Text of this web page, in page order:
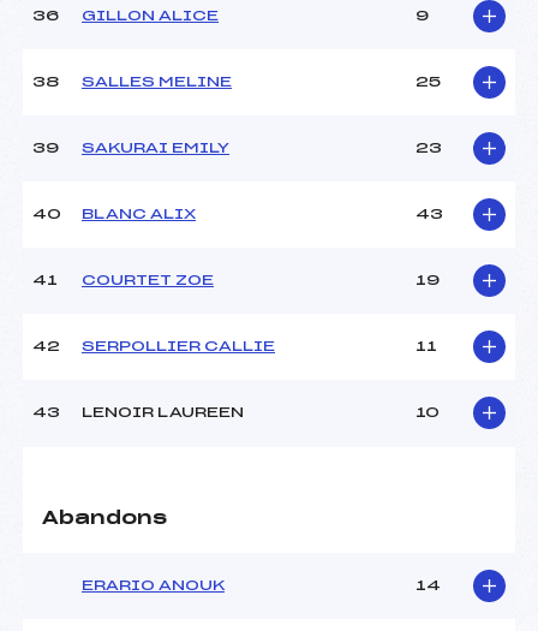
36 GILLON ALICE 9
38 SALLES MELINE 25
39 SAKURAI EMILY 23
40 BLANC ALIX 43
41 COURTET ZOE 19
42 SERPOLLIER CALLIE 11
43 LENOIR LAUREEN 10
Abandons
ERARIO ANOUK 14